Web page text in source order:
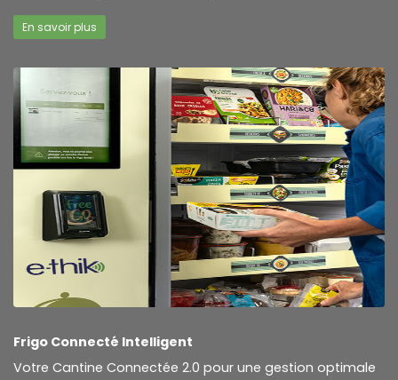
En savoir plus
Frigo Connecté Intelligent
Votre Cantine Connectée 2.0 pour une gestion optimale